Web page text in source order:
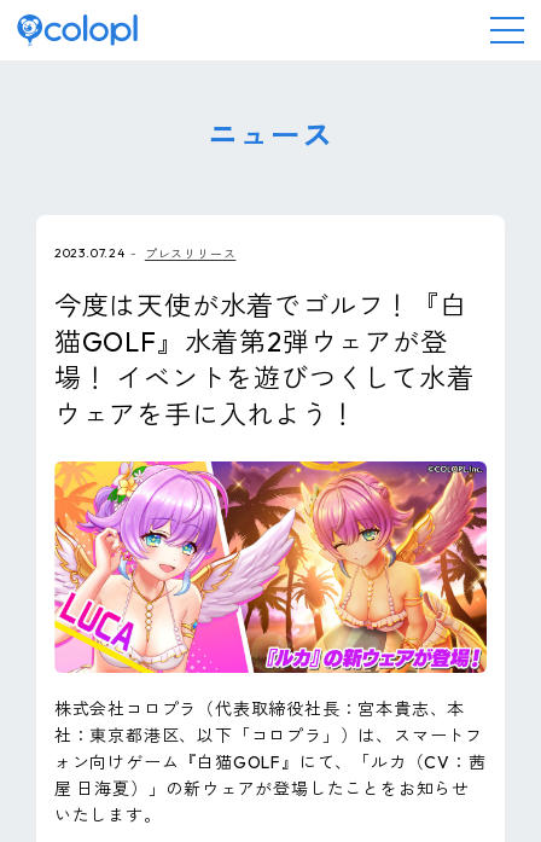
IR情報
採用情報
サステナビリティ
ピンマーク
ニュース
2023.07.24 プレスリリース
今度は天使が水着でゴルフ！『白
猫GOLF』水着第2弾ウェアが登
場！ イベントを遊びつくして水着
ウェアを手に入れよう！
株式会社コロプラ（代表取締役社長：宮本貴志、本
社：東京都港区、以下「コロプラ」）は、スマートフ
ォン向けゲーム『白猫GOLF』にて、「ルカ（CV：茜
屋 日海夏）」の新ウェアが登場したことをお知らせ
いたします。